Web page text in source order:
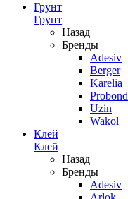
Грунт
Грунт
Назад
Бренды
Adesiv
Berger
Karelia
Probond
Uzin
Wakol
Клей
Клей
Назад
Бренды
Adesiv